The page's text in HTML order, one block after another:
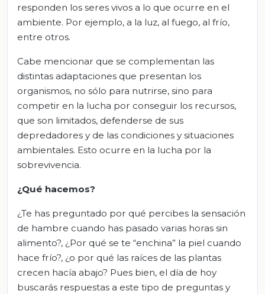
responden los seres vivos a lo que ocurre en el
ambiente. Por ejemplo, a la luz, al fuego, al frío,
entre otros.
Cabe mencionar que se complementan las
distintas adaptaciones que presentan los
organismos, no sólo para nutrirse, sino para
competir en la lucha por conseguir los recursos,
que son limitados, defenderse de sus
depredadores y de las condiciones y situaciones
ambientales. Esto ocurre en la lucha por la
sobrevivencia.
¿Qué hacemos?
¿Te has preguntado por qué percibes la sensación
de hambre cuando has pasado varias horas sin
alimento?, ¿Por qué se te “enchina” la piel cuando
hace frío?, ¿o por qué las raíces de las plantas
crecen hacía abajo? Pues bien, el día de hoy
buscarás respuestas a este tipo de preguntas y